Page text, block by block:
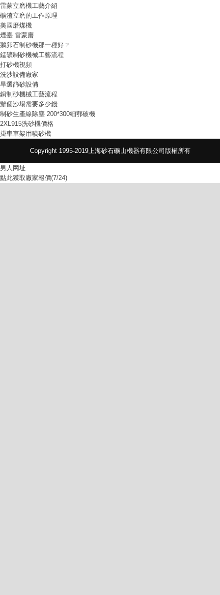
雷蒙立磨機工藝介紹
礦渣立磨的工作原理
美國磨煤機
煙臺 雷蒙磨
鵝卵石制砂機那一種好？
錳礦制砂機械工藝流程
打砂機視頻
洗沙設備廠家
旱選篩砂設備
銅制砂機械工藝流程
辦個沙場需要多少錢
制砂生產線除塵 200*300細鄂破機
2XL915洗砂機價格
掛車車架用噴砂機
Copyright 1995-2019上海砂石礦山機器有限公司版權所有
男人网址
點此獲取廠家報價(7/24)